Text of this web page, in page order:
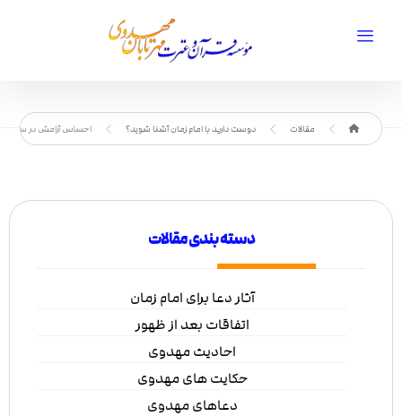
مقالات دوست دارید با امام زمان آشنا شوید؟ احساس آرامش در سایه
دسته بندی مقالات
آثار دعا برای امام زمان
اتفاقات بعد از ظهور
احادیث مهدوی
حکایت های مهدوی
دعاهای مهدوی